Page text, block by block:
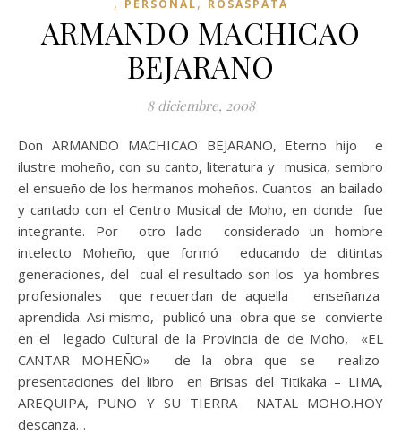
PERSONAL ROSASPATA
ARMANDO MACHICAO
BEJARANO
8 diciembre, 2008
Don ARMANDO MACHICAO BEJARANO, Eterno hijo e
ilustre moheño, con su canto, literatura y musica, sembro
el ensueño de los hermanos moheños. Cuantos an bailado
y cantado con el Centro Musical de Moho, en donde fue
integrante. Por otro lado considerado un hombre
intelecto Moheño, que formó educando de ditintas
generaciones, del cual el resultado son los ya hombres
profesionales que recuerdan de aquella enseñanza
aprendida. Asi mismo, publicó una obra que se convierte
en el legado Cultural de la Provincia de de Moho, «EL
CANTAR MOHEÑO» de la obra que se realizo
presentaciones del libro en Brisas del Titikaka – LIMA,
AREQUIPA, PUNO Y SU TIERRA NATAL MOHO.HOY
descanza…